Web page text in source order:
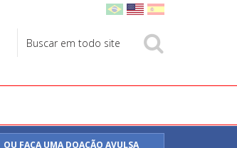
OU FAÇA UMA DOAÇÃO AVULSA